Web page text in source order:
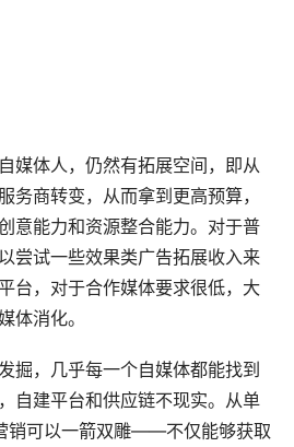
媒体人，仍然有拓展空间，即从
务商转变，从而拿到更高预算，
意能力和资源整合能力。对于普
尝试一些效果类广告拓展收入来
台，对于合作媒体要求很低，大
体消化。
掘，几乎每一个自媒体都能找到
自建平台和供应链不现实。从单
销可以一箭双雕——不仅能够获取